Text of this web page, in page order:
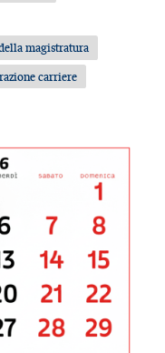
magistratura
carriere